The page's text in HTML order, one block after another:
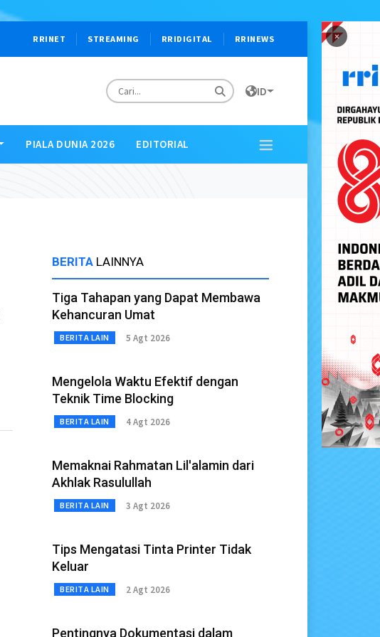
×
RRINET STREAMING RRIDIGITAL RRINEWS
ID
PIALA DUNIA 2026 EDITORIAL
BERITA LAINNYA
Tiga Tahapan yang Dapat Membawa
Kehancuran Umat
BERITA LAIN 5 Agt 2026
Mengelola Waktu Efektif dengan
Teknik Time Blocking
BERITA LAIN 4 Agt 2026
Memaknai Rahmatan Lil'alamin dari
Akhlak Rasulullah
BERITA LAIN 3 Agt 2026
Tips Mengatasi Tinta Printer Tidak
Keluar
BERITA LAIN 2 Agt 2026
Pentingnya Dokumentasi dalam